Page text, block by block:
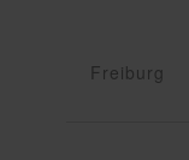
Freiburg